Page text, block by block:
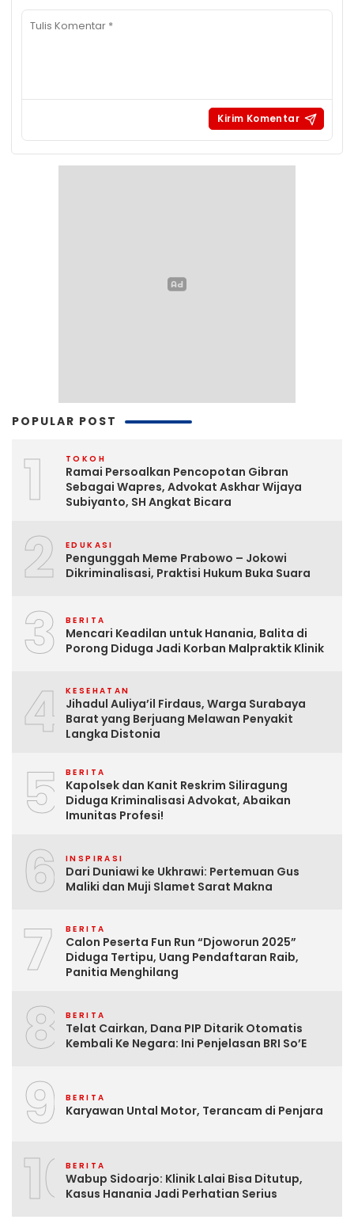
POPULAR POST
1 TOKOH
Ramai Persoalkan Pencopotan Gibran
Sebagai Wapres, Advokat Askhar Wijaya
Subiyanto, SH Angkat Bicara
2 EDUKASI
Pengunggah Meme Prabowo – Jokowi
Dikriminalisasi, Praktisi Hukum Buka Suara
3 BERITA
Mencari Keadilan untuk Hanania, Balita di
Porong Diduga Jadi Korban Malpraktik Klinik
4 KESEHATAN
Jihadul Auliya’il Firdaus, Warga Surabaya
Barat yang Berjuang Melawan Penyakit
Langka Distonia
5 BERITA
Kapolsek dan Kanit Reskrim Siliragung
Diduga Kriminalisasi Advokat, Abaikan
Imunitas Profesi!
6 INSPIRASI
Dari Duniawi ke Ukhrawi: Pertemuan Gus
Maliki dan Muji Slamet Sarat Makna
7 BERITA
Calon Peserta Fun Run “Djoworun 2025”
Diduga Tertipu, Uang Pendaftaran Raib,
Panitia Menghilang
8 BERITA
Telat Cairkan, Dana PIP Ditarik Otomatis
Kembali Ke Negara: Ini Penjelasan BRI So’E
9 BERITA
Karyawan Untal Motor, Terancam di Penjara
10BERITA
Wabup Sidoarjo: Klinik Lalai Bisa Ditutup,
Kasus Hanania Jadi Perhatian Serius